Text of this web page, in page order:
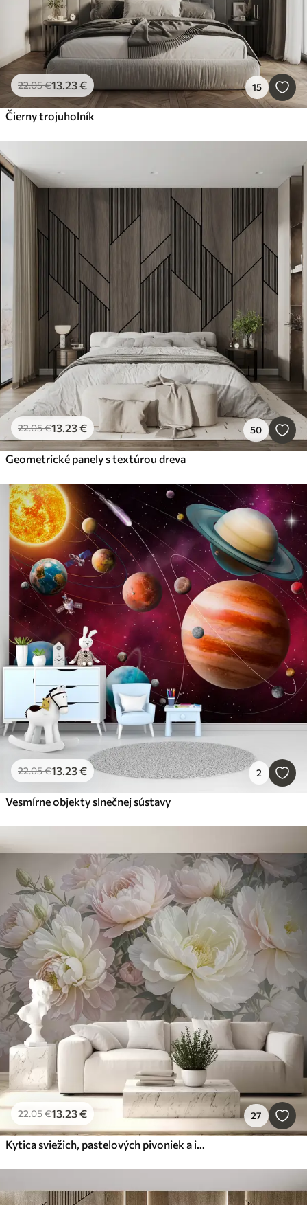
22.05€13.23€ 15
Čierny trojuholník
22.05€13.23€ 50
Geometrické panely s textúrou dreva
22.05€13.23€ 2
Vesmírne objekty slnečnej sústavy
22.05€13.23€ 27
Kytica sviežich, pastelových pivoniek a iných kvetov na jemnom, rozmazanom pozadí